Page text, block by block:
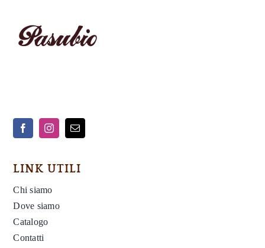
LINK UTILI
Chi siamo
Dove siamo
Catalogo
Contatti